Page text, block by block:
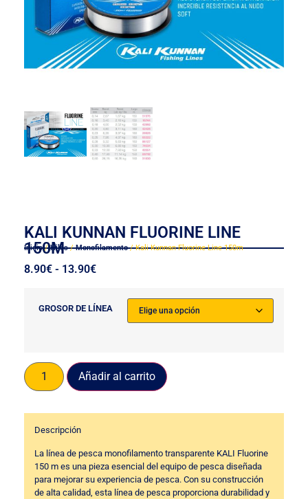
KALI KUNNAN FLUORINE LINE
150M
Inicio/Hilos/Monofilamento/ Kali Kunnan Fluorine Line 150m
8.90€ - 13.90€
GROSOR DE LÍNEA
Añadir al carrito
Descripción
La línea de pesca monofilamento transparente KALI Fluorine
150 m es una pieza esencial del equipo de pesca diseñada
para mejorar su experiencia de pesca. Con su construcción
de alta calidad, esta línea de pesca proporciona durabilidad y